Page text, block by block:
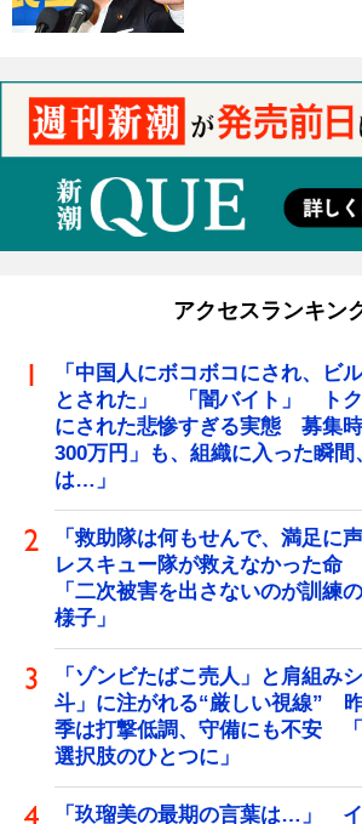
アクセスランキン
「中国人にボコボコにされ、ビ
とされた」 「闇バイト」 トク
にされた悲惨すぎる実態 募集
300万円」も、組織に入った瞬間
は…」
「救助隊は何もせんで、満足に
レスキュー隊が救えなかった命
「二次被害を出さないのが訓練
様子」
「ゾンビたばこ売人」と肩組み
斗」に注がれる“厳しい視線”
季は打撃低調、守備にも不安
選択肢のひとつに」
「玖瑠美の最期の言葉は…」